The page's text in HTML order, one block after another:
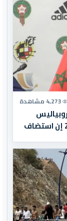
4,273 مشاهدة
يطالب بالانسحاب من تنظيم مونديال 2030 إن استضاف